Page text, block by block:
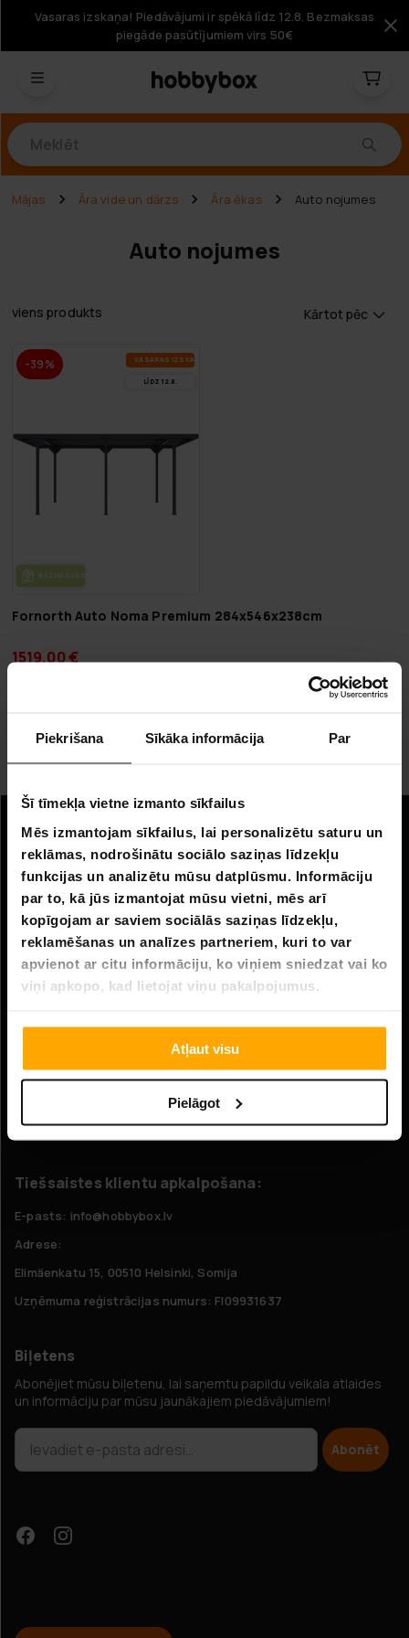
Piekrišana Sīkāka informācija Par
Šī tīmekļa vietne izmanto sīkfailus
Mēs izmantojam sīkfailus, lai personalizētu saturu un
reklāmas, nodrošinātu sociālo saziņas līdzekļu
funkcijas un analizētu mūsu datplūsmu. Informāciju
par to, kā jūs izmantojat mūsu vietni, mēs arī
kopīgojam ar saviem sociālās saziņas līdzekļu,
reklamēšanas un analīzes partneriem, kuri to var
apvienot ar citu informāciju, ko viņiem sniedzat vai ko
viņi apkopo, kad lietojat viņu pakalpojumus.
Atļaut visu
Pielāgot
Vasaras izskaņa! Piedāvājumi ir spēkā līdz 12.8. Bezmaksas
piegāde pasūtījumiem virs 50€
Mājas Āra vide un dārzs Āra ēkas Auto nojumes
Auto nojumes
viens produkts Kārtot pēc
-39% VA­SA­RAS IZ­SKA­ŅA
LĪDZ 12.8.
BEZ­MAK­SAS PIE­GĀ­DE
Fornorth Auto Noma Premium 284x546x238cm
1519,00 €
Lapa 1 no 1
Informācija
Uzņēmuma informācija
Par mums
Klientu apkalpošana
FAQ - Biežāk uzdotie jautājumi
Piegāde
Sazinieties ar mums
Tiešsaistes klientu apkalpošana:
E-pasts: info@hobbybox.lv
Adrese:
Elimäenkatu 15, 00510 Helsinki, Somija
Uzņēmuma reģistrācijas numurs: FI09931637
Biļetens
Abonējiet mūsu biļetenu, lai saņemtu papildu veikala atlaides
un informāciju par mūsu jaunākajiem piedāvājumiem!
Abonēt